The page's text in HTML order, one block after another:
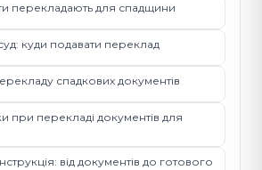
перекладають для спадщини
куди подавати переклад
спадкових документів
при перекладі документів для
від документів до готового